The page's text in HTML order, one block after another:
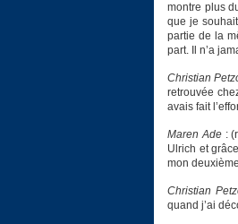
montre plus
que je
partie de la
part. Il n’a
Christian
retrouvée
avais fait
Maren Ade:
Ulrich et
mon
Christian
quand j’ai